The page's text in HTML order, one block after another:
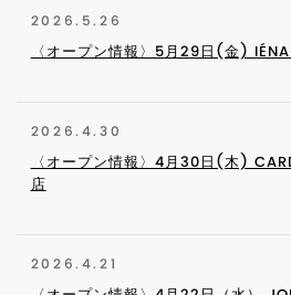
2026.5.26
〈オープン情報〉5月29日(金)
2026.4.30
〈オープン情報〉4月30日(木)
店
2026.4.21